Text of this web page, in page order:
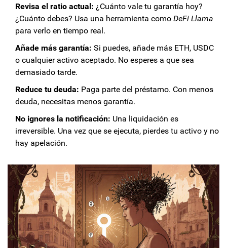
Revisa el ratio actual: ¿Cuánto vale tu garantía hoy?
¿Cuánto debes? Usa una herramienta como DeFi Llama
para verlo en tiempo real.
Añade más garantía: Si puedes, añade más ETH, USDC
o cualquier activo aceptado. No esperes a que sea
demasiado tarde.
Reduce tu deuda: Paga parte del préstamo. Con menos
deuda, necesitas menos garantía.
No ignores la notificación: Una liquidación es
irreversible. Una vez que se ejecuta, pierdes tu activo y no
hay apelación.